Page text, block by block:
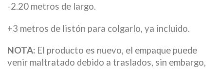
-2.20 metros de largo.
+3 metros de listón para colgarlo, ya incluido.
NOTA: El producto es nuevo, el empaque puede
venir maltratado debido a traslados, sin embargo,